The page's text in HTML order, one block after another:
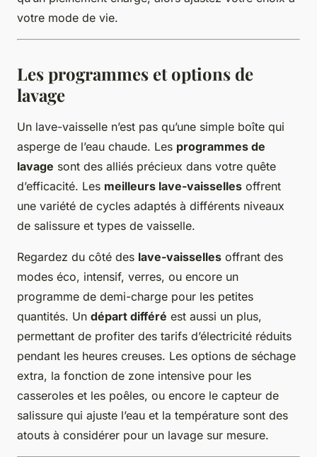
votre mode de vie.
Les programmes et options de
lavage
Un lave-vaisselle n’est pas qu’une simple boîte qui
asperge de l’eau chaude. Les programmes de
lavage sont des alliés précieux dans votre quête
d’efficacité. Les meilleurs lave-vaisselles offrent
une variété de cycles adaptés à différents niveaux
de salissure et types de vaisselle.
Regardez du côté des lave-vaisselles offrant des
modes éco, intensif, verres, ou encore un
programme de demi-charge pour les petites
quantités. Un départ différé est aussi un plus,
permettant de profiter des tarifs d’électricité réduits
pendant les heures creuses. Les options de séchage
extra, la fonction de zone intensive pour les
casseroles et les poêles, ou encore le capteur de
salissure qui ajuste l’eau et la température sont des
atouts à considérer pour un lavage sur mesure.